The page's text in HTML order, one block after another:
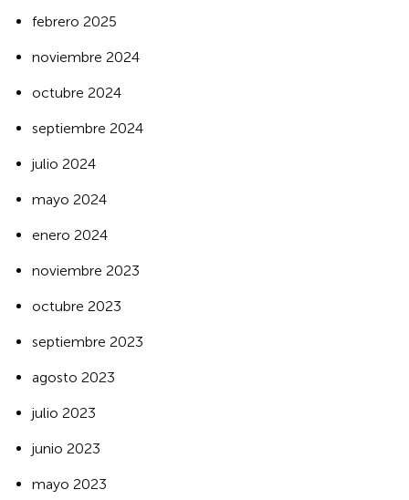
febrero 2025
noviembre 2024
octubre 2024
septiembre 2024
julio 2024
mayo 2024
enero 2024
noviembre 2023
octubre 2023
septiembre 2023
agosto 2023
julio 2023
junio 2023
mayo 2023